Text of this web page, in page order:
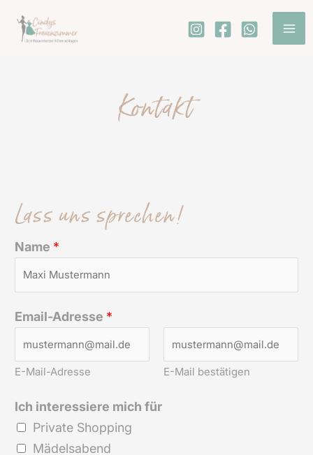
Inhalt
Kontakt
Lass uns sprechen!
Name *
Email-Adresse *
E-Mail-Adresse E-Mail bestätigen
Ich interessiere mich für
Private Shopping
Mädelsabend